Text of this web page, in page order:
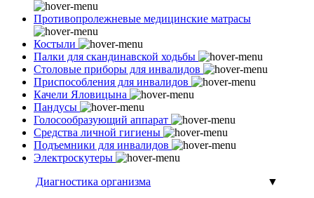
Противопролежневые медицинские матрасы
Костыли
Палки для скандинавской ходьбы
Столовые приборы для инвалидов
Приспособления для инвалидов
Качели Яловицына
Пандусы
Голосообразующий аппарат
Средства личной гигиены
Подъемники для инвалидов
Электроскутеры
Диагностика организма
▼